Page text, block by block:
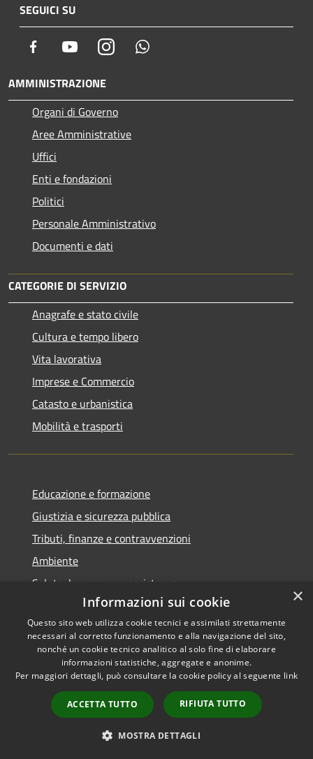
SEGUICI SU
Facebook YoutubeInstagram
AMMINISTRAZIONE
Organi di Governo
Aree Amministrative
Uffici
Enti e fondazioni
Politici
Personale Amministrativo
Documenti e dati
CATEGORIE DI SERVIZIO
Anagrafe e stato civile
Cultura e tempo libero
Vita lavorativa
Imprese e Commercio
Catasto e urbanistica
Mobilità e trasporti
Educazione e formazione
Giustizia e sicurezza pubblica
Tributi, finanze e contravvenzioni
Ambiente
Salute, benessere e assistenza
Autorizzazioni
NOVITÀ
Notizie
Comunicati
Avvisi
×
Informazioni sui cookie
Questo sito web utilizza cookie tecnici e assimilati strettamente
necessari al corretto funzionamento e alla navigazione del sito,
nonché un cookie tecnico analitico al solo fine di elaborare
informazioni statistiche, aggregate e anonime.
Per maggiori dettagli, può consultare la cookie policy al seguente link
ACCETTA TUTTO RIFIUTA TUTTO
MOSTRA DETTAGLI